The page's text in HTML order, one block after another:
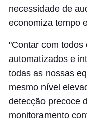
necessidade de
economiza tempo
"Contar com todos
automatizados e
todas as nossas
mesmo nível
detecção precoce
monitoramento